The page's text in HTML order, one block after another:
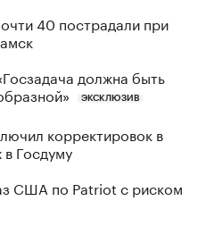
40 пострадали при
должна быть
ЭКСКЛЮЗИВ
корректировок в
Госдуму
США по Patriot с риском